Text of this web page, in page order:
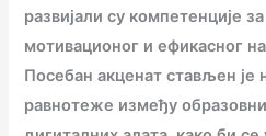
развијали су компетенције
мотивационог и ефикасног
Посебан акценат стављен
равнотеже између